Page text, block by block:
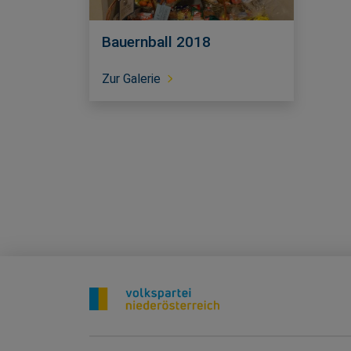
Bauernball 2018
Zur Galerie